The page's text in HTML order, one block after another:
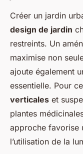
Créer un jardin
design de jardin
restreints. Un
maximise non
ajoute également
essentielle. Pour
verticales et
plantes
approche favorise
l’utilisation de la